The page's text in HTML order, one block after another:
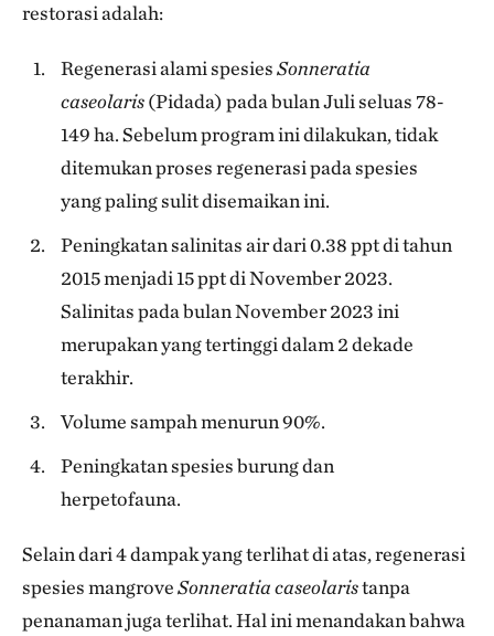
restorasi adalah:
Regenerasi alami spesiesSonneratia
caseolaris(Pidada) pada bulan Juli seluas 78-
149 ha. Sebelum program ini dilakukan, tidak
ditemukan proses regenerasi pada spesies
yang paling sulit disemaikan ini.
Peningkatan salinitas air dari 0.38 ppt di tahun
2015 menjadi 15 ppt di November 2023.
Salinitas pada bulan November 2023 ini
merupakan yang tertinggi dalam 2 dekade
terakhir.
Volume sampah menurun 90%.
Peningkatan spesies burung dan
herpetofauna.
Selain dari 4 dampak yang terlihat di atas, regenerasi
spesies mangroveSonneratia caseolaristanpa
penanaman juga terlihat. Hal ini menandakan bahwa